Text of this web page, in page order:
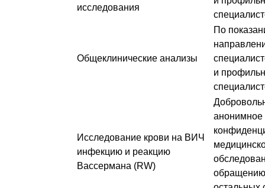
исследования
Общеклинические анализы
По
и
Исследование крови на ВИЧ
инфекцию и реакцию
Вассермана (RW)
анонимное